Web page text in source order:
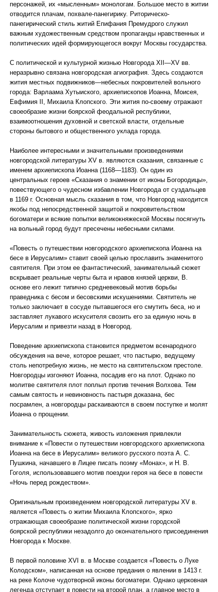
персонажей, их «мысленным» монологам. Большое место в житии
отводится плачам, похвале-панегирику. Риторическо-
панегирический стиль житий Епифания Премудрого служил
важным художественным средством пропаганды нравственных и
политических идей формирующегося вокруг Москвы государства.
С политической и культурной жизнью Новгорода XII—XV вв.
неразрывно связана новгородская агиография. Здесь создаются
жития местных подвижников—небесных покровителей вольного
города: Варлаама Хутыиского, архиепископов Иоанна, Моисея,
Евфимия II, Михаила Клопского. Эти жития по-своему отражают
своеобразие жизни боярской феодальной республики,
взаимоотношения духовной и светской власти, отдельные
стороны бытового и общественного уклада города.
Наиболее интересными и значительными произведениями
новгородской литературы XV в. являются сказания, связанные с
именем архиепископа Иоанна (1168—1183). Он один из
центральных героев «Сказания о знамении от иконы Богородицы»,
повествующего о чудесном избавлении Новгорода от суздальцев
в 1169 г. Основная мысль сказания в том, что Новгород находится
якобы под непосредственной защитой и покровительством
богоматери и всякие попытки великокняжеской Москвы посягнуть
на вольный город будут пресечены небесными силами.
«Повесть о путешествии новгородского архиепископа Иоанна на
бесе в Иерусалим» ставит своей целью прославить знаменитого
святителя. При этом ее фантастический, занимательный сюжет
вскрывает реальные черты быта и нравов князей церкви, В.
основе его лежит типично средневековый мотив борьбы
праведника с бесом и бесовскими искушениями. Святитель не
только заключает в сосуде пытавшегося его смутить беса, но и
заставляет лукавого искусителя свозить его за единую ночь в
Иерусалим и привезти назад в Новгород.
Поведение архиепископа становится предметом всенародного
обсуждения на вече, которое решает, что пастырю, ведущему
столь непотребную жизнь, не место на святительском престоле.
Новгородцы изгоняют Иоанна, посадив его на плот. Однако по
молитве святителя плот поплыл против течения Волхова. Тем
самым святость и невиновность пастыря доказана, бес
посрамлен, а новгородцы раскаиваются в своем поступке и молят
Иоанна о прощении.
Занимательность сюжета, живость изложения привлекли
внимание к «Повести о путешествии новгородского архиепископа
Иоанна на бесе в Иерусалим» великого русского поэта А. С.
Пушкина, начавшего в Лицее писать поэму «Монах», и Н. В.
Гоголя, использовавшего мотив поездки героя на бесе в повести
«Ночь перед рождеством».
Оригинальным произведением новгородской литературы XV в.
является «Повесть о житии Михаила Клопского», ярко
отражающая своеобразие политической жизни городской
боярской республики незадолго до окончательного присоединения
Новгорода к Москве.
В первой половине XVI в. в Москве создается «Повесть о Луке
Колодском», написанная на основе предания о явлении в 1413 г.
на реке Колоче чудотворной иконы богоматери. Однако церковная
легенда отступает в повести на второй план, а главное место в